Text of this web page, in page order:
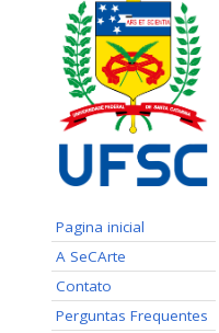
Pagina inicial
A SeCArte
Contato
Perguntas Frequentes